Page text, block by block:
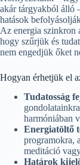
akár tárgyakból álló
hatások
Az energia szinkron
hogy szűrjük és
nem engedjük őket
Hogyan érhetjük el
Tudatosság
harmóniában
Energiatöltő
programokra,
meditáció
Határok